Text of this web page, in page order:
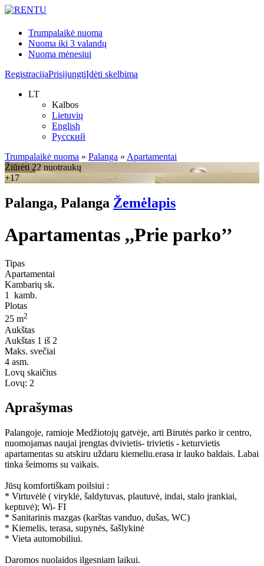
Trumpalaikė nuoma
Nuoma iki 3 valandų
Nuoma mėnesiui
RegistracijaPrisijungtiĮdėti skelbimą
LT
Kalbos
Lietuvių
English
Русский
Trumpalaikė nuoma » Palanga » Apartamentai
Žiūrėti 22 nuotraukų
+17
Palanga, Palanga Žemėlapis
Apartamentas ,,Prie parko’’
Tipas
Apartamentai
Kambarių sk.
1
kamb.
Plotas
25 m2
Aukštas
Aukštas 1 iš 2
Maks. svečiai
4 asm.
Lovų skaičius
Lovų: 2
Aprašymas
Palangoje, ramioje Medžiotojų gatvėje, arti Birutės parko ir centro,
nuomojamas naujai įrengtas dvivietis- trivietis - keturvietis
apartamentas su atskiru uždaru kiemeliu.erasa ir lauko baldais. Labai
tinka šeimoms su vaikais.
Jūsų komfortiškam poilsiui :
* Virtuvėlė ( viryklė, šaldytuvas, plautuvė, indai, stalo įrankiai,
keptuvė); Wi- FI
* Sanitarinis mazgas (karštas vanduo, dušas, WC)
* Kiemelis, terasa, supynės, šašlykinė
* Vieta automobiliui.
Daromos nuolaidos ilgesniam laikui.